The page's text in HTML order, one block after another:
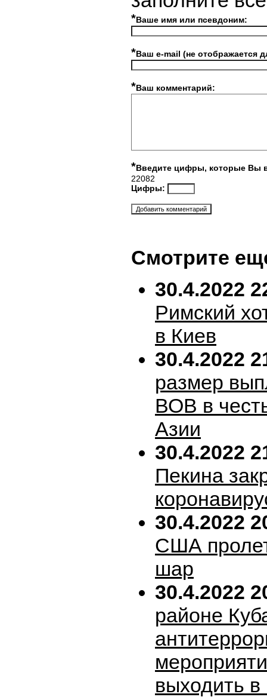
*Ваше имя или псевдоним:
*Ваш e-mail (не отображается
*Ваш комментарий:
*Введите цифры, которые Вы
22082
Цифры:
Смотрите
30.4.2022
Римский
в Киев
30.4.2022
размер
ВОВ в
Азии
30.4.2022
Пекина
30.4.2022
США
шар
30.4.2022
районе
выходить